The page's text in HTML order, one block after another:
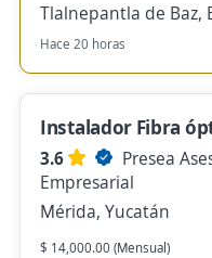
Tlalnepantla de Baz,
Hace 20 horas
Instalador Fibra
3.6
Presea
Empresarial
Mérida, Yucatán
$ 14,000.00 (Mensual)